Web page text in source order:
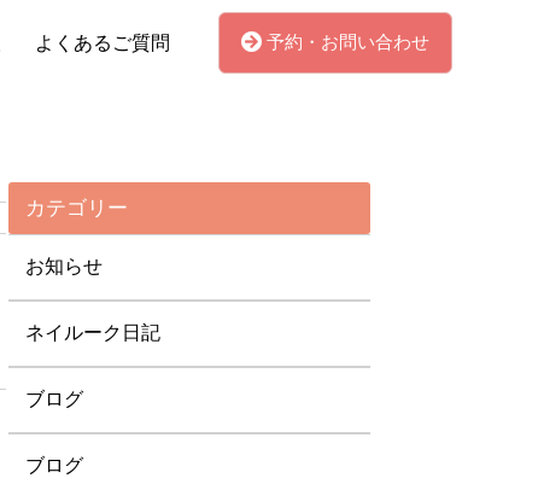
よくあるご質問 予約・お問い合わせ
カテゴリー
お知らせ
ネイルーク日記
ブログ
ブログ